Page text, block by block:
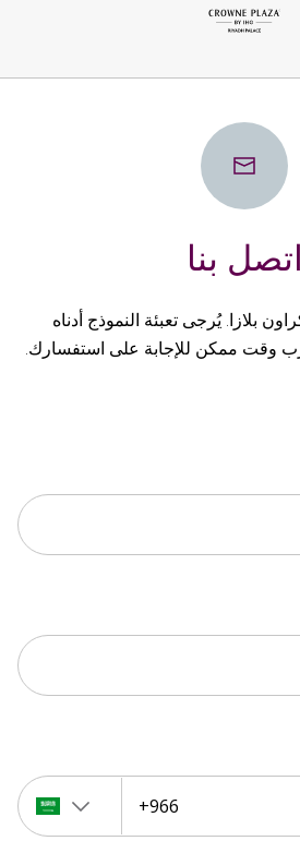
اتصل بنا
بلازا. يُرجى تعبئة النموذج أدناه
وقت ممكن للإجابة على استفسارك.